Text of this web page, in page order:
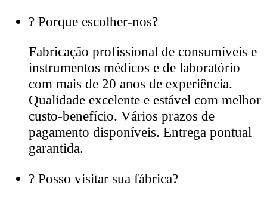
? Porque escolher-nos?
Fabricação profissional de consumíveis e
instrumentos médicos e de laboratório
com mais de 20 anos de experiência.
Qualidade excelente e estável com melhor
custo-benefício. Vários prazos de
pagamento disponíveis. Entrega pontual
garantida.
? Posso visitar sua fábrica?